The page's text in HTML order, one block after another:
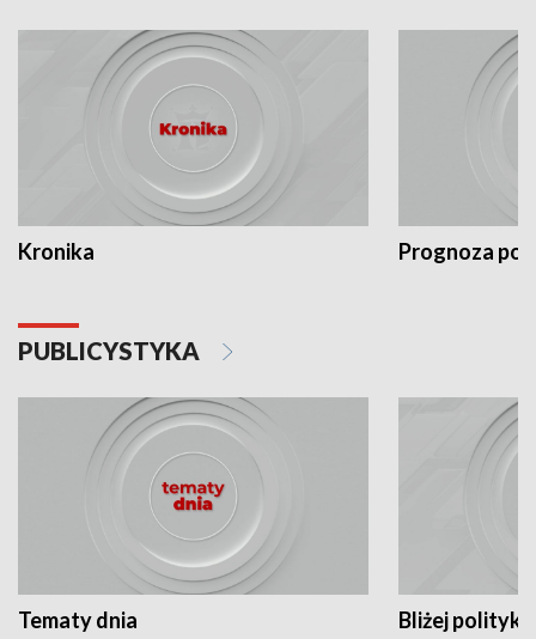
Kronika Prognoza
PUBLICYSTYKA
Tematy dnia Bliżej polityki